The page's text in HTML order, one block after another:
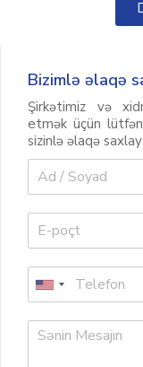
Bizimlə əlaqə
Şirkətimiz və
etmək üçün
sizinlə əlaqə